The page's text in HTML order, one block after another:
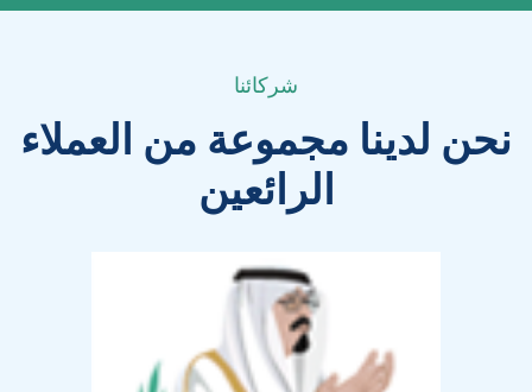
شركائنا
نحن لدينا مجموعة من العملاء
الرائعين